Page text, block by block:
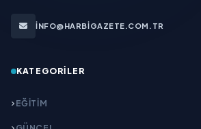
INFO@HARBIGAZETE.COM.TR
KATEGORILER
EĞITIM